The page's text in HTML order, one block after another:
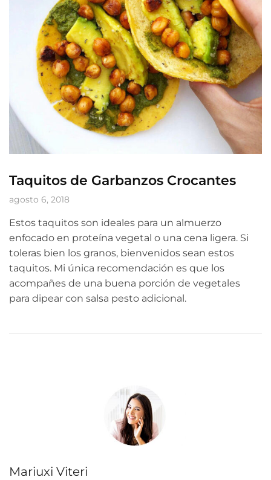
Taquitos de Garbanzos Crocantes
agosto 6, 2018
Estos taquitos son ideales para un almuerzo
enfocado en proteína vegetal o una cena ligera. Si
toleras bien los granos, bienvenidos sean estos
taquitos. Mi única recomendación es que los
acompañes de una buena porción de vegetales
para dipear con salsa pesto adicional.
Mariuxi Viteri